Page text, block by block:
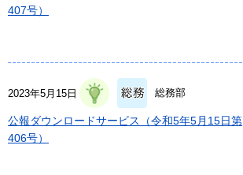
407号）
2023年5月15日 総務部
公報ダウンロードサービス（令和5年5月15日第
406号）